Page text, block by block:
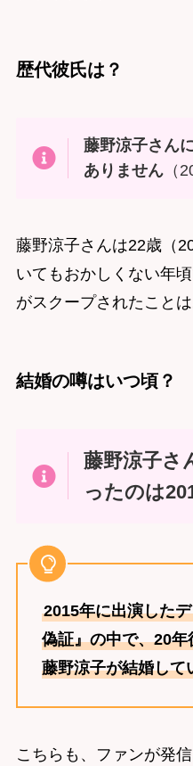
歴代彼氏は？
藤野涼子さん
ありません （
藤野涼子さんは22歳（
いてもおかしくない年
がスクープされたことは
結婚の噂はいつ頃？
藤野涼子さ
ったのは
2015年に出演した
偽証』の中で、20
藤野涼子が結婚して
こちらも、ファンが発